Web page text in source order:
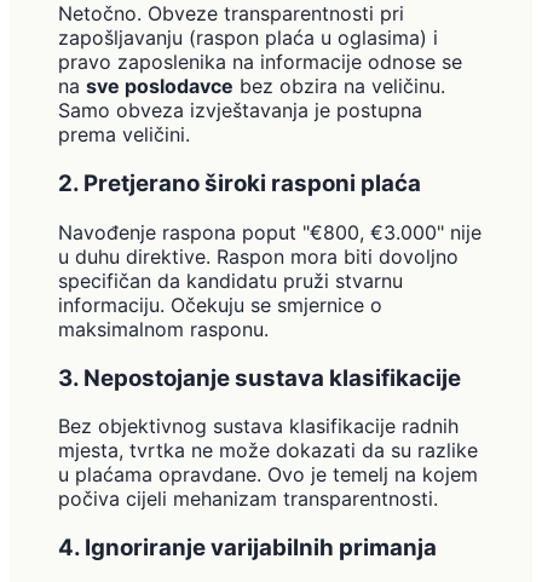
Netočno. Obveze transparentnosti pri
zapošljavanju (raspon plaća u oglasima) i
pravo zaposlenika na informacije odnose se
na sve poslodavce bez obzira na veličinu.
Samo obveza izvještavanja je postupna
prema veličini.
2. Pretjerano široki rasponi plaća
Navođenje raspona poput "€800, €3.000" nije
u duhu direktive. Raspon mora biti dovoljno
specifičan da kandidatu pruži stvarnu
informaciju. Očekuju se smjernice o
maksimalnom rasponu.
3. Nepostojanje sustava klasifikacije
Bez objektivnog sustava klasifikacije radnih
mjesta, tvrtka ne može dokazati da su razlike
u plaćama opravdane. Ovo je temelj na kojem
počiva cijeli mehanizam transparentnosti.
4. Ignoriranje varijabilnih primanja